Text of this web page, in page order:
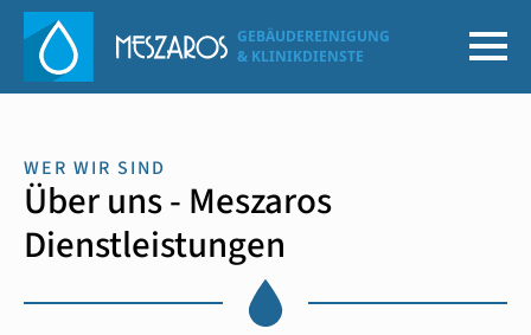
GEBÄUDEREINIGUNG
& KLINIKDIENSTE
WER WIR SIND
Über uns - Meszaros
Dienstleistungen